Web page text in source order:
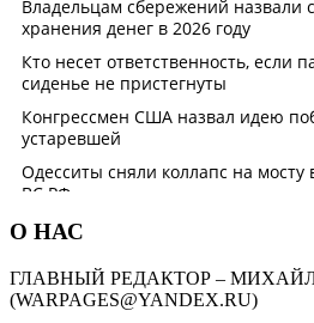
О НАС
ГЛАВНЫЙ РЕДАКТОР –
(WARPAGES@YANDEX.RU)